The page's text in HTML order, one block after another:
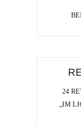
24
„IM